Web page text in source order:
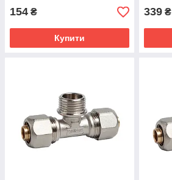
154 ₴
Купити
339 ₴